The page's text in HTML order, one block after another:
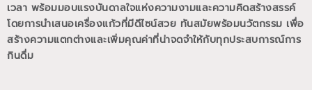
เวลา พร้อมมอบแรงบันดาลใจแห่งความงามและความคิดสร้างสรรค์
โดยการนำเสนอเครื่องแก้วที่มีดีไซน์สวย ทันสมัยพร้อมนวัตกรรม เพื่อ
สร้างความแตกต่างและเพิ่มคุณค่าที่น่าจดจำให้กับทุกประสบการณ์การ
กินดื่ม